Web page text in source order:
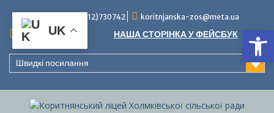
вмісту
Тел./факс (0312)730742 koritnjanska-zos@meta.ua
Повідомлення: НАША СТОРІНКА У ФЕЙСБУК
Швидкі посилання
UK